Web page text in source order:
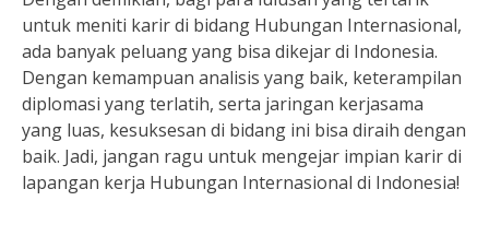
untuk meniti karir di bidang Hubungan Internasional,
ada banyak peluang yang bisa dikejar di Indonesia.
Dengan kemampuan analisis yang baik, keterampilan
diplomasi yang terlatih, serta jaringan kerjasama
yang luas, kesuksesan di bidang ini bisa diraih dengan
baik. Jadi, jangan ragu untuk mengejar impian karir di
lapangan kerja Hubungan Internasional di Indonesia!